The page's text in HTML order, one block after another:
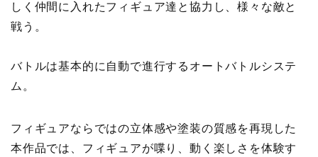
しく仲間に入れたフィギュア達と協力し、様々な敵と
戦う。
バトルは基本的に自動で進行するオートバトルシステ
ム。
フィギュアならではの立体感や塗装の質感を再現した
本作品では、フィギュアが喋り、動く楽しさを体験す